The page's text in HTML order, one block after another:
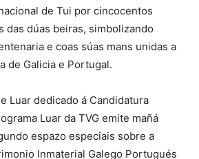
de Tui por cincocentos
das dúas beiras, simbolizando
e coas súas mans unidas a
de Galicia e Portugal.
Luar dedicado á Candidatura
Luar da TVG emite mañá
espazo especiais sobre a
Inmaterial Galego Portugués